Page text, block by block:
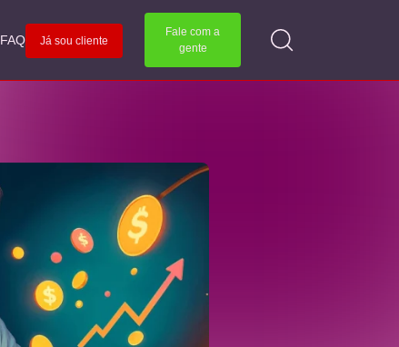
FAQ Já sou cliente
Fale com a
gente